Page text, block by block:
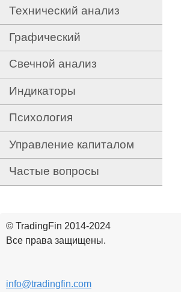
Технический анализ
Графический
Свечной анализ
Индикаторы
Психология
Управление капиталом
Частые вопросы
© TradingFin 2014-2024
Все права защищены.
info@tradingfin.com